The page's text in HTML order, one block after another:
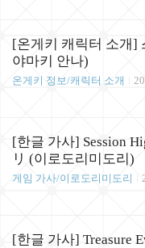
[온게키 캐릭터 소개]
야마키 안나)
온게키 정보/캐릭터 소개
[한글 가사] Session
リ (이로도리미도리)
게임 가사/이로도리미도리
[한글 가사] Treasure